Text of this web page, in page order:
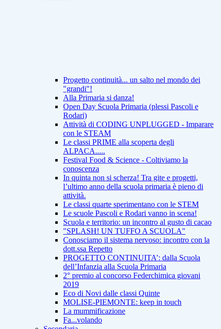
Progetto continuità... un salto nel mondo dei
"grandi"!
Alla Primaria si danza!
Open Day Scuola Primaria (plessi Pascoli e
Rodari)
Attività di CODING UNPLUGGED - Imparare
con le STEAM
Le classi PRIME alla scoperta degli
ALPACA.....
Festival Food & Science - Coltiviamo la
conoscenza
In quinta non si scherza! Tra gite e progetti,
l’ultimo anno della scuola primaria è pieno di
attività.
Le classi quarte sperimentano con le STEM
Le scuole Pascoli e Rodari vanno in scena!
Scuola e territorio: un incontro al gusto di cacao
"SPLASH! UN TUFFO A SCUOLA"
Conosciamo il sistema nervoso: incontro con la
dott.ssa Repetto
PROGETTO CONTINUITA’: dalla Scuola
dell’Infanzia alla Scuola Primaria
2° premio al concorso Federchimica giovani
2019
Eco di Novi dalle classi Quinte
MOLISE-PIEMONTE: keep in touch
La mummificazione
Fa...volando